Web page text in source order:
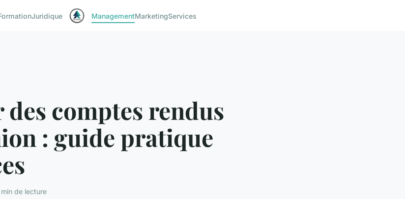
Juridique ManagementMarketingServices
des comptes rendus
: guide pratique
de lecture